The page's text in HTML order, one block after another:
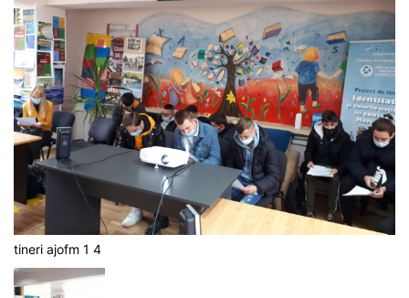
tineri ajofm 1 4